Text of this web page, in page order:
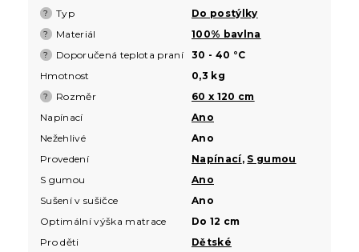
? Typ Do postýlky
? Materiál 100% bavlna
? Doporučená teplota praní
30 - 40 °C
Hmotnost
0,3 kg
? Rozměr
60 x 120 cm
Napínací
Ano
Nežehlivé
Ano
Provedení
Napínací, S gumou
S gumou
Ano
Sušení v sušičce
Ano
Optimální výška matrace
Do 12 cm
Pro děti
Dětské